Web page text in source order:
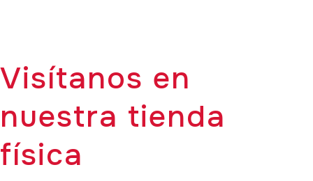
Visítanos en
nuestra tienda
física